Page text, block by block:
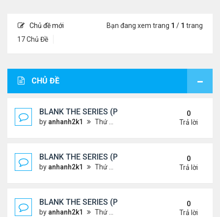
Chủ đề mới
17 Chủ Đề
Bạn đang xem trang 1 / 1 trang
CHỦ ĐỀ
BLANK THE SERIES (PHẦN 2)
by anhanh2k1 Thứ 4 Tháng 5 29, 2024 3:16 am
0
Trả lời
BLANK THE SERIES (PHẦN 2)
by anhanh2k1 Thứ 7 Tháng 5 25, 2024 1:51 am
0
Trả lời
BLANK THE SERIES (PHẦN 2)
by anhanh2k1 Thứ 6 Tháng 5 24, 2024 1:54 am
0
Trả lời